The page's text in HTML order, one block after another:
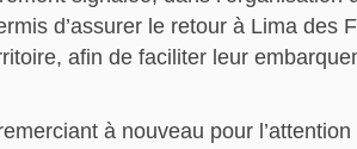
d’assurer le retour à Lima des
afin de faciliter leur
à nouveau pour